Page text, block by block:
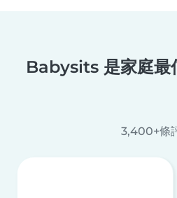
Babysits 是家庭最
3,400+條